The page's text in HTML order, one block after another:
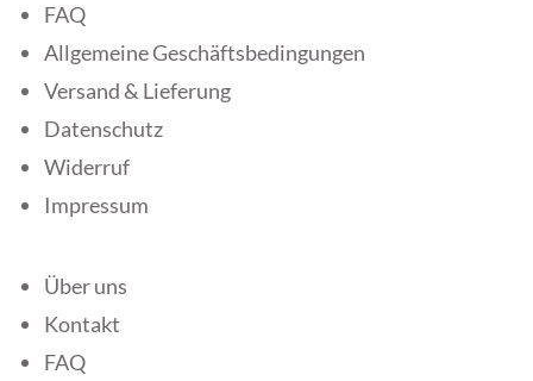
FAQ
Allgemeine Geschäftsbedingungen
Versand & Lieferung
Datenschutz
Widerruf
Impressum
Über uns
Kontakt
FAQ